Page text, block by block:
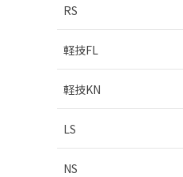
RS
軽技FL
軽技KN
LS
NS